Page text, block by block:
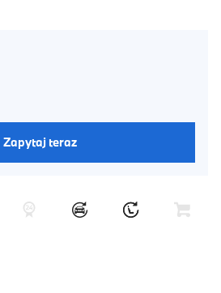
Zapytaj teraz